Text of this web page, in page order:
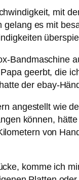
mit
es mit
Bandmaschine
geerbt, die
der ebay-
angestellt wie
können,
von
komme ich